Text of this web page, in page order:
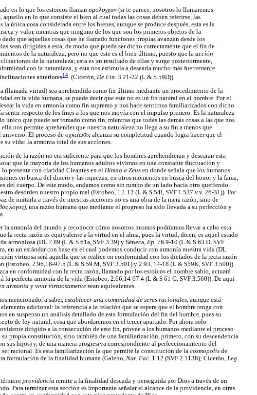
en lo que los estoicos llaman ομολογχαν (si te parece, nosotros lo llamaremos
aquello en lo que consiste el bien al cual todas las cosas deben referirse, las
única cosa considerada entre los bienes, aunque se produce después, esta es la
y valor, mientras que ninguno de los que son los primeros objetos de la
dado que aquellas cosas que he llamado funciones propias avanzan desde los
sean dirigidas a esta, de modo que pueda ser dicho correctamente que el fin de
de la naturaleza, pero no que este es el bien último, puesto que la acción
de la naturaleza; esta es un resultado de ellas y surge posteriormente,
con la naturaleza, y esta nos estimula a desearla mucho más fuertemente
anteriores14. (Cicerón, De Fin. 3.21-22 (L & S 59D))
(llamada virtud) sea aprehendida como fin último mediante un procedimiento de la
en la vida humana, se puede decir que este no es un fin natural en el hombre. Por el
la vida en armonía como fin supremo y nos hace sentirnos familiarizados con dicho
sentir respecto de los fines a los que nos movía con el impulso primero. Es la naturaleza
único que puede ser tomado como fin, mientras que todas las demás cosas a las que nos
nos permite aprehender que nuestra naturaleza no llega a su fin a menos que
universo. El proceso de οχκεὶωσιςalcanza su completitud cuando logra hacer que el
su vida: la armonía total de sus acciones.
de la razón no era suficiente para que los hombres aprehendieran y desearan esta
que la mayoría de los humanos adultos vivimos en una constante fluctuación y
presenta con claridad Cleantes en el Himno a Zeus en donde señala que los humanos
en busca del dinero y las riquezas; en otros momentos en busca del honor y la fama;
del cuerpo. De este modo, andamos como sin rumbo de un lado hacia otro queriendo
desorden nuestro propio mal (Estobeo, 1.1.12 (L & S 54I, SVF 1.537 v.v. 26-31)). Por
de imitarla a través de nuestras acciones no es una obra de la mera razón, sino de
λὁγος), una razón humana que mediante el progreso ha sido llevada a su perfección y
la armonía del mundo y reconocer cómo nosotros mismos podríamos llevar a cabo esta
la recta razón es equivalente a la virtud en el alma, pues la virtud, dicen, es aquel estado
armoniosa (DL 7.89 (L & S 61a, SVF 3.39) y Séneca, Ep. 76.9-10 (L & S 63 D, SVF
en un estándar con base en el cual podemos conducir con armonía nuestra vida (DL
virtuosa será aquella que se realice en conformidad con los dictados de la recta razón
(Estobeo, 2.96,18-97.5 (L & S 59 M, SVF 3.501) y 2.93, 14-18 (L & S59K, SVF 3.500)).
en conformidad con la recta razón, llamado por los estoicos el hombre sabio, actuará
la perfecta armonía de la vida (Estobeo, 2.66,14-67.4 (L & S 61 G, SVF 3.560)). De aquí
armonía y vivir virtuosamente sean equivalentes.
mencionado, a saber, establecer una comunidad de seres racionales, aunque está
adicional: la referencia a la relación que se espera que el hombre tenga con
en suspenso un análisis detallado de esta formulación del fin del hombre, pues su
de ley natural, cosa que abordaremos en el tercer apartado. Por ahora solo
dirigido a la consecución de este fin, provee a los humanos mediante el proceso
propia constitución, sino también de una familiarización, primero, con su descendencia
sus hijos) y, de una manera progresiva correspondiente al perfeccionamiento del
racional. Es esta familiarización la que permite la constitución de la cosmopolis de
formulación de la finalidad humana (Galeno, Nat. Fac. 1.12 (SVF 2.1138); Cicerón, Leg.
providencia remite a la finalidad deseada y perseguida por Dios a través de un
Para terminar esta sección es importante señalar el alcance de la providencia, en otras